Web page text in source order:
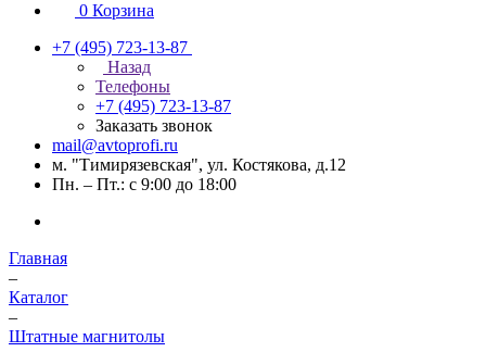
0 Корзина
+7 (495) 723-13-87
Назад
Телефоны
+7 (495) 723-13-87
Заказать звонок
mail@avtoprofi.ru
м. "Тимирязевская", ул. Костякова, д.12
Пн. – Пт.: с 9:00 до 18:00
Главная
–
Каталог
–
Штатные магнитолы